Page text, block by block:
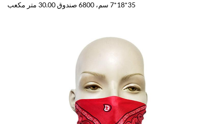
35*18*7 سم، 6800 صندوق 30.00 متر مكعب